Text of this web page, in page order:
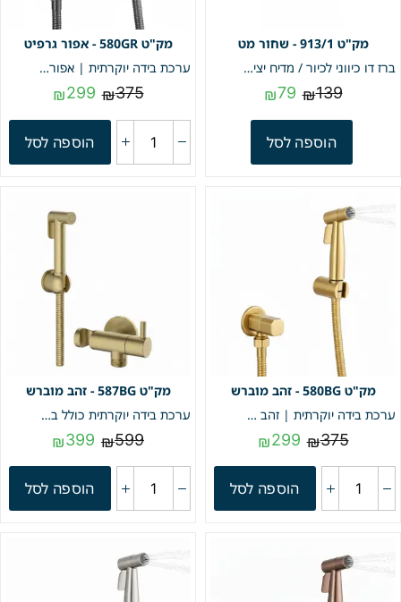
913/1 - שחור מט
ברז דו כיווני לכיור / מדיח יציאה 1/2 צול | שחור מט | מק"ט 913/1
₪139
₪79
הוספה לסל
580GR - אפור גרפיט
ערכת בידה יוקרתית | אפור גרפיט | מק"ט 580GR
₪375
₪299
הוספה לסל
580BG - זהב מוברש
ערכת בידה יוקרתית | זהב מוברש | מק"ט 580BG
₪375
₪299
הוספה לסל
587BG - זהב מוברש
ערכת בידה יוקרתית כולל ברז ניתוק | זהב מוברש | מק"ט 587BG
₪599
₪399
הוספה לסל